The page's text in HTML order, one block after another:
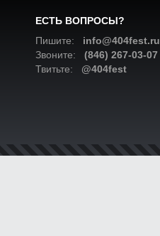
ЕСТЬ ВОПРОСЫ?
Пишите: info@404fest.ru
Звоните: (846) 267-03-07
Твитьте: @404fest